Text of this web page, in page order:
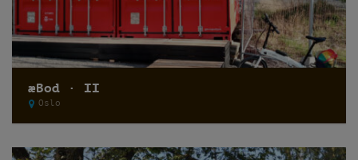
æBod · II
Oslo